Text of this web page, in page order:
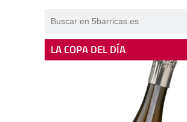
LA COPA DEL DÍA